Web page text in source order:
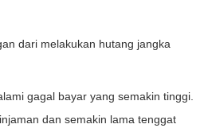
dari melakukan hutang jangka
gagal bayar yang semakin tinggi.
dan semakin lama tenggat